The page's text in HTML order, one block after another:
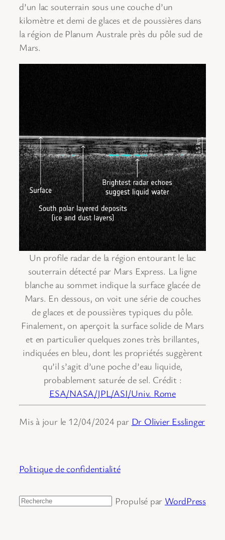
d’un lac souterrain sous une couche d’un
kilomètre et demi de glaces et de poussières dans
la région de Planum Australe près du pôle sud de
Mars.
Un profile radar de la région entourant le lac
souterrain détecté par Mars Express. La ligne
blanche au sommet indique la surface glacée de
Mars. En dessous, on voit une série de couches
de glaces et de poussières typiques du pôle.
Finalement, on aperçoit la surface solide de Mars
et en particulier quelques zones très brillantes,
indiquées en bleu, dont les propriétés suggèrent
qu’il s’agit d’une poche d’eau liquide,
probablement saturée de sel. Crédit :
ESA/NASA/JPL/ASI/Univ. Rome
Mis à jour le 12/04/2024 par Dr Olivier Esslinger
Politique de confidentialité
Rechercher Propulsé par WordPress